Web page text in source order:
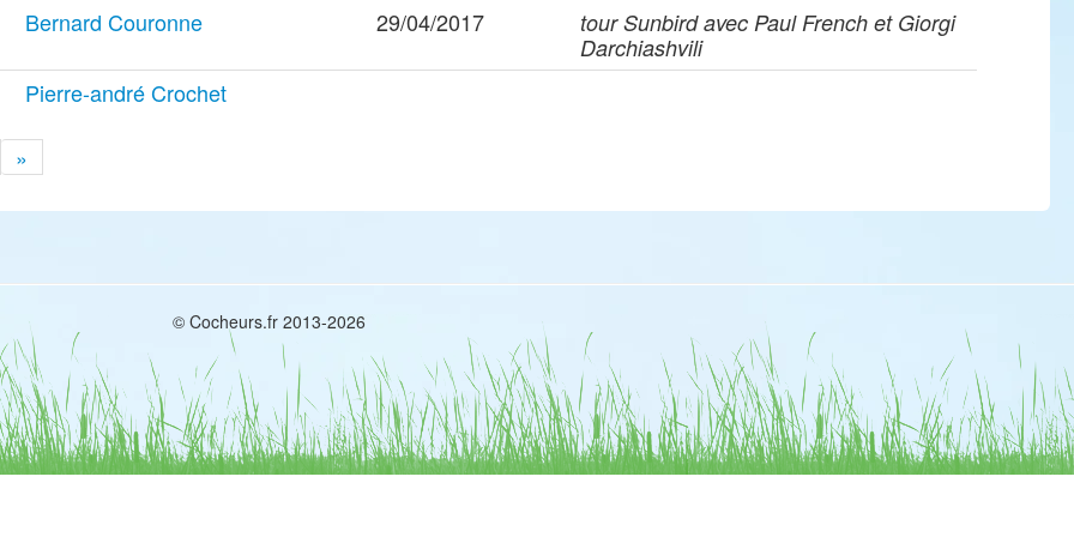
Bernard Couronne 29/04/2017
tour Sunbird avec Paul French et Giorgi
Darchiashvili
Pierre-andré Crochet
»
© Cocheurs.fr 2013-2026